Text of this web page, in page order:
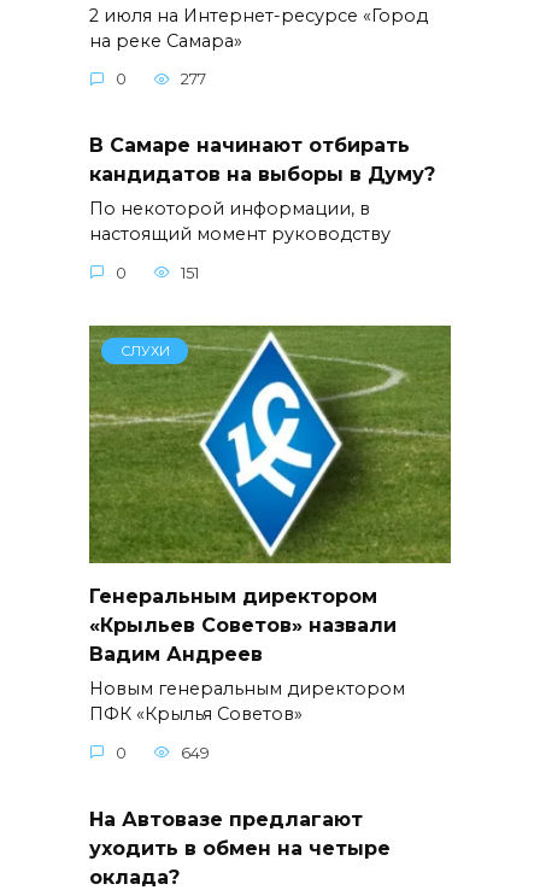
2 июля на Интернет-ресурсе «Город
на реке Самара»
0 277
В Самаре начинают отбирать
кандидатов на выборы в Думу?
По некоторой информации, в
настоящий момент руководству
0 151
СЛУХИ
Генеральным директором
«Крыльев Советов» назвали
Вадим Андреев
Новым генеральным директором
ПФК «Крылья Советов»
0 649
На Автовазе предлагают
уходить в обмен на четыре
оклада?